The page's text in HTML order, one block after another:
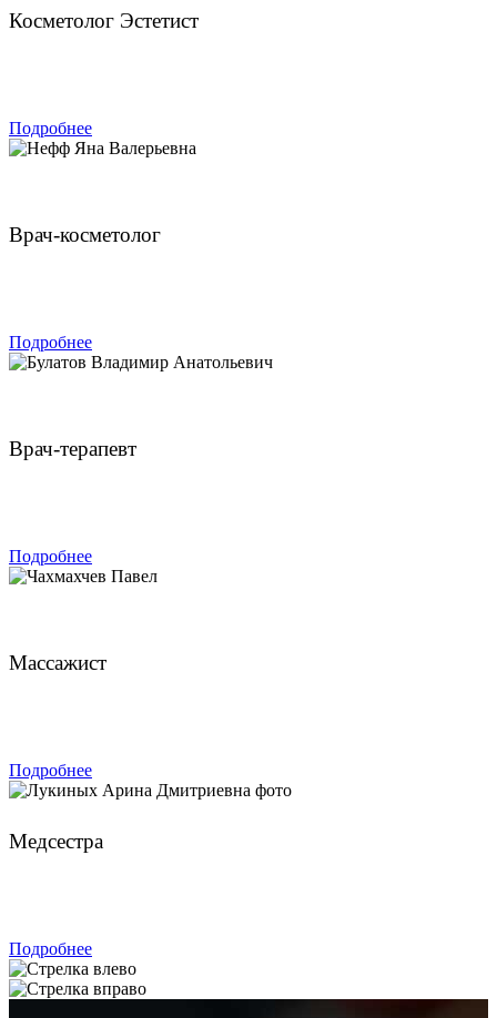
Косметолог Эстетист
Подробнее
Врач-косметолог
Подробнее
Врач-терапевт
Подробнее
Массажист
Подробнее
Медсестра
Подробнее